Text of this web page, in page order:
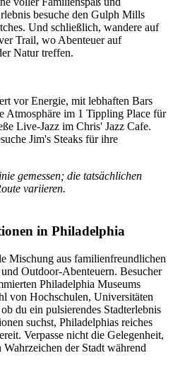
besuche den Gulph Mills
Und schließlich, wandere auf
Trail, wo Abenteuer auf
Natur treffen.
vor Energie, mit lebhaften Bars
Atmosphäre im 1 Tippling Place für
Live-Jazz im Chris' Jazz Cafe.
Jim's Steaks für ihre
gemessen; die tatsächlichen
variieren.
in Philadelphia
Mischung aus familienfreundlichen
Outdoor-Abenteuern. Besucher
Philadelphia Museums
von Hochschulen, Universitäten
du ein pulsierendes Stadterlebnis
suchst, Philadelphias reiches
Verpasse nicht die Gelegenheit,
der Stadt während